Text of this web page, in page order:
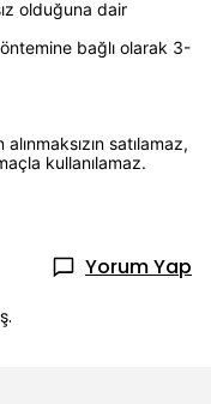
olduğuna dair
bağlı olarak 3-
satılamaz,
kullanılamaz.
Yorum Yap